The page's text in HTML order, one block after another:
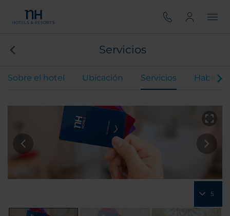
Servicios
Sobre el hotel Ubicación Servicios
5